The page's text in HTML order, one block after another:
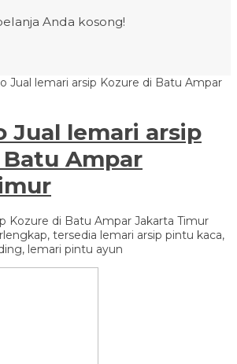
Anda kosong!
Jual lemari arsip Kozure di Batu Ampar
Jual lemari arsip
Ampar
Kozure di Batu Ampar Jakarta Timur
tersedia lemari arsip pintu kaca,
lemari pintu ayun